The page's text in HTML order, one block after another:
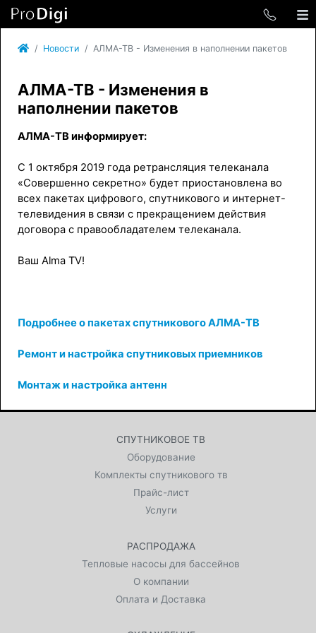
Новости АЛМА-ТВ - Изменения в наполнении пакетов
АЛМА-ТВ - Изменения в
наполнении пакетов
АЛМА-ТВ информирует:
С 1 октября 2019 года ретрансляция телеканала
«Совершенно секретно» будет приостановлена во
всех пакетах цифрового, спутникового и интернет-
телевидения в связи с прекращением действия
договора с правообладателем телеканала.
Ваш Alma TV!
Подробнее о пакетах спутникового АЛМА-ТВ
Ремонт и настройка спутниковых приемников
Монтаж и настройка антенн
СПУТНИКОВОЕ ТВ
Оборудование
Комплекты спутникового тв
Прайс-лист
Услуги
РАСПРОДАЖА
Тепловые насосы для бассейнов
О компании
Оплата и Доставка